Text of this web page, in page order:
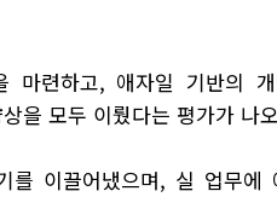
마련하고, 애자일 기반의
을 모두 이뤘다는 평가가 나
이끌어냈으며, 실 업무에